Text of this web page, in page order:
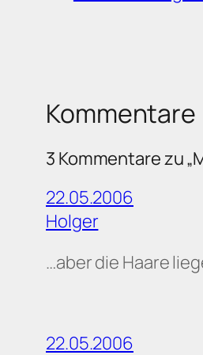
Kommentare
3 Kommentare zu
22.05.2006
Holger
…aber die Haare
22.05.2006